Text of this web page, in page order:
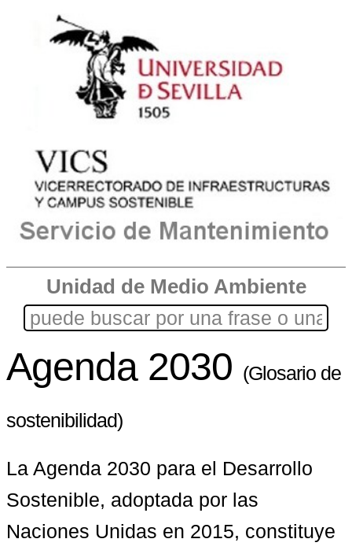
Unidad de Medio Ambiente
Agenda 2030 (Glosario de
sostenibilidad)
La Agenda 2030 para el Desarrollo
Sostenible, adoptada por las
Naciones Unidas en 2015, constituye